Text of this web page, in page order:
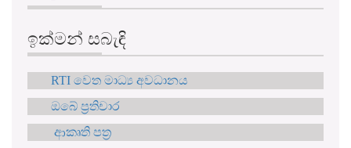
ඉක්මන් සබැඳි
RTI වෙත මාධ්‍ය අවධානය
ඔබේ ප්‍රතිචාර
ආකෘති පත්‍ර